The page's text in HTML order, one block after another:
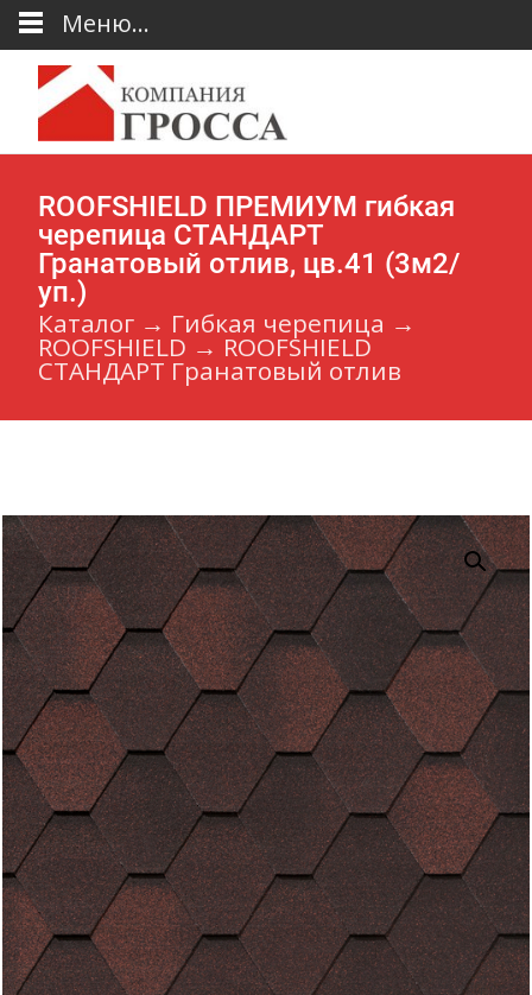
ROOFSHIELD ПРЕМИУМ гибкая
черепица СТАНДАРТ
Гранатовый отлив, цв.41 (3м2/
уп.)
Каталог → Гибкая черепица →
ROOFSHIELD → ROOFSHIELD
СТАНДАРТ Гранатовый отлив
Меню...